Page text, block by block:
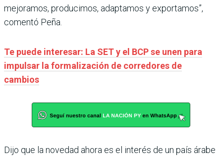
mejoramos, producimos, adaptamos y exportamos”,
comentó Peña.
Te puede interesar: La SET y el BCP se unen para
impulsar la formalización de corredores de
cambios
Dijo que la novedad ahora es el interés de un país árabe